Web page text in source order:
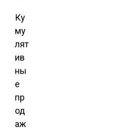
Ку
му
лят
ив
ны
е
пр
од
аж